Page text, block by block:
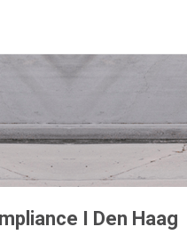
I Den Haag